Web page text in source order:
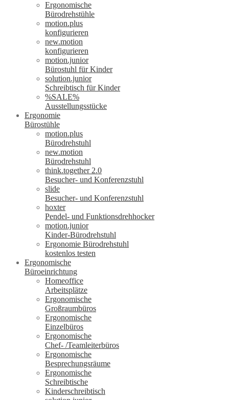
Ergonomische
Bürodrehstühle
motion.plus
konfigurieren
new.motion
konfigurieren
motion.junior
Bürostuhl für Kinder
solution.junior
Schreibtisch für Kinder
%SALE%
Ausstellungsstücke
Ergonomie
Bürostühle
motion.plus
Bürodrehstuhl
new.motion
Bürodrehstuhl
think.together 2.0
Besucher- und Konferenzstuhl
slide
Besucher- und Konferenzstuhl
hoxter
Pendel- und Funktionsdrehhocker
motion.junior
Kinder-Bürodrehstuhl
Ergonomie Bürodrehstuhl
kostenlos testen
Ergonomische
Büroeinrichtung
Homeoffice
Arbeitsplätze
Ergonomische
Großraumbüros
Ergonomische
Einzelbüros
Ergonomische
Chef- /Teamleiterbüros
Ergonomische
Besprechungsräume
Ergonomische
Schreibtische
Kinderschreibtisch